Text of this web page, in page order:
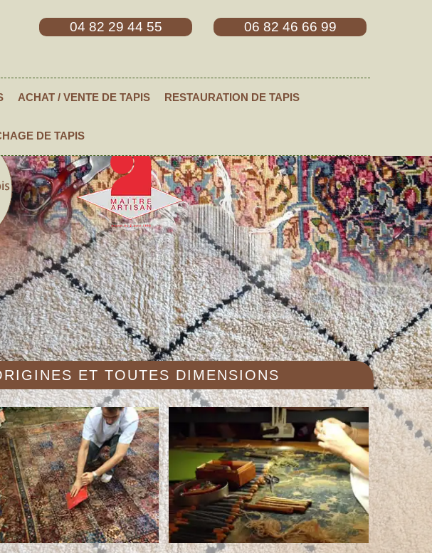
04 82 29 44 55 06 82 46 66 99
ACHAT / VENTE DE TAPIS RESTAURATION DE TAPIS
DE TAPIS
ET TOUTES DIMENSIONS